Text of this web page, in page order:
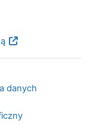
danych